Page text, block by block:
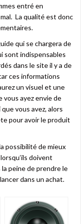
entré en
La qualité est donc
qui se chargera de
sont indispensables
dans le site il y a de
ces informations
un visuel et une
vous ayez envie de
vous avez, alors
pour avoir le produit
possibilité de mieux
doivent
la peine de prendre le
dans un achat.